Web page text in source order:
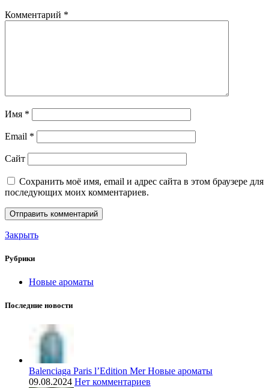
Комментарий *
Имя *
Email *
Сайт
Сохранить моё имя, email и адрес сайта в этом браузере для
последующих моих комментариев.
Закрыть
Рубрики
Новые ароматы
Последние новости
Balenciaga Paris l’Edition Mer Новые ароматы
09.08.2024 Нет комментариев